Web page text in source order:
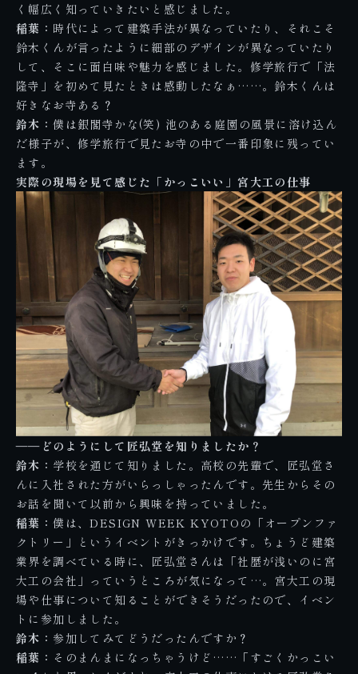
く幅広く知っていきたいと感じました。
稲葉： 時代によって建築手法が異なっていたり、それこそ
鈴木くんが言ったように細部のデザインが異なっていたり
して、そこに面白味や魅力を感じました。修学旅行で「法
隆寺」を初めて見たときは感動したなぁ……。鈴木くんは
好きなお寺ある？
鈴木：僕は銀閣寺かな(笑) 池のある庭園の風景に溶け込ん
だ様子が、修学旅行で見たお寺の中で一番印象に残ってい
ます。
実際の現場を見て感じた「かっこいい」宮大工の仕事
――どのようにして匠弘堂を知りましたか？
鈴木： 学校を通じて知りました。高校の先輩で、匠弘堂さ
んに入社された方がいらっしゃったんです。先生からその
お話を聞いて以前から興味を持っていました。
稲葉：僕は、DESIGN WEEK KYOTOの「オープンファ
クトリー」
というイベントがきっかけです。ちょうど建築
業界を調べている時に、匠弘堂さんは「社歴が浅いのに宮
大工の会社」っていうところが気になって…。宮大工の現
場や仕事について知ることができそうだったので、イベン
トに参加しました。
鈴木： 参加してみてどうだったんですか？
稲葉： そのまんまになっちゃうけど……「すごくかっこい